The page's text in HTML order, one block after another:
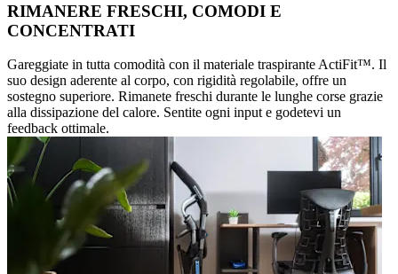
RIMANERE FRESCHI, COMODI E
CONCENTRATI
Gareggiate in tutta comodità con il materiale traspirante ActiFit™️. Il
suo design aderente al corpo, con rigidità regolabile, offre un
sostegno superiore. Rimanete freschi durante le lunghe corse grazie
alla dissipazione del calore. Sentite ogni input e godetevi un
feedback ottimale.